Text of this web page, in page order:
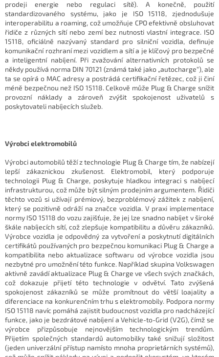
prodeji energie nebo regulaci sítě). A konečně, použití
standardizovaného systému, jako je ISO 15118, zjednodušuje
interoperabilitu a roaming, což umožňuje CPO efektivně obsluhovat
řidiče z různých sítí nebo zemí bez nutnosti vlastní integrace. ISO
15118, oficiálně nazývaný standard pro silniční vozidla, definuje
komunikační rozhraní mezi vozidlem a sítí a je klíčový pro bezpečné
a inteligentní nabíjení. Při zvažování alternativních protokolů se
někdy používá norma DIN 70121 (známá také jako „autocharge“), ale
ta se opírá o MAC adresy a postrádá certifikační řetězec, což ji činí
méně bezpečnou než ISO 15118. Celkově může Plug & Charge snížit
provozní náklady a zároveň zvýšit spokojenost uživatelů s
poskytovateli nabíjecích služeb.
Výrobci elektromobilů
Výrobci automobilů těží z technologie Plug & Charge tím, že nabízejí
lepší zákaznickou zkušenost. Elektromobil, který podporuje
technologii Plug & Charge, poskytuje hladkou integraci s nabíjecí
infrastrukturou, což může být silným prodejním argumentem. Řidiči
těchto vozů si užívají prémiový, bezproblémový zážitek z nabíjení,
který se pozitivně odráží na značce vozidla. V praxi implementace
normy ISO 15118 do vozu zajišťuje, že jej lze snadno nabíjet v široké
škále nabíjecích sítí, což zlepšuje kompatibilitu a důvěru zákazníků.
Výrobce vozidla je odpovědný za vytvoření a poskytnutí digitálních
certifikátů používaných pro bezpečnou komunikaci Plug & Charge a
kompatibilita nebo aktualizace softwaru od výrobce vozidla jsou
nezbytné pro umožnění této funkce. Například skupina Volkswagen
aktivně zavádí aktualizace Plug & Charge ve všech svých značkách,
což dokazuje přijetí této technologie v odvětví. Tato zvýšená
spokojenost zákazníků se může promítnout do větší loajality a
diferenciace na konkurenčním trhu s elektromobily. Podpora normy
ISO 15118 navíc pomáhá zajistit budoucnost vozidla pro nadcházející
funkce, jako je bezdrátové nabíjení a Vehicle-to-Grid (V2G), čímž se
výrobce přizpůsobuje nejnovějším technologickým trendům.
Přijetím společných standardů automobilky také snižují složitost
(jeden univerzální přístup namísto mnoha proprietárních systémů),